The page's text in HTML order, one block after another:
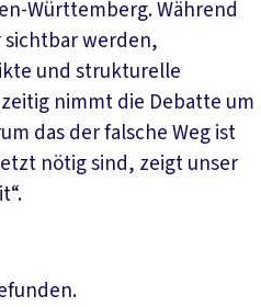
Württemberg. Während
werden,
und strukturelle
nimmt die Debatte um
das der falsche Weg ist
nötig sind, zeigt unser